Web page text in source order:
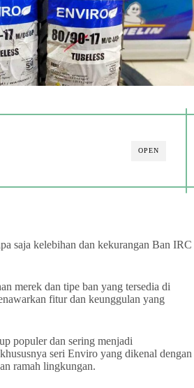
OPEN
saja kelebihan dan kekurangan Ban IRC
merek dan tipe ban yang tersedia di
fitur dan keunggulan yang
populer dan sering menjadi
seri Enviro yang dikenal dengan
ramah lingkungan.